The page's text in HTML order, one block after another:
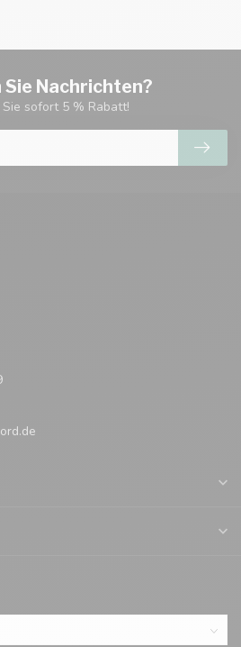
Nachrichten?
sofort 5 % Rabatt!